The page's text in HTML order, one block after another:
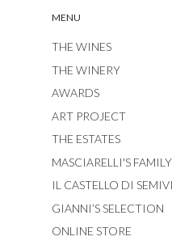
MENU
THE WINES
THE WINERY
AWARDS
ART PROJECT
THE ESTATES
MASCIARELLI'S FAMILY
IL CASTELLO DI
GIANNI’S SELECTION
ONLINE STORE